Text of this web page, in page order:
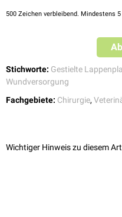
500 Zeichen verbleibend. Mindestens
Stichworte: Gestielte
Wundversorgung
Fachgebiete: Chirurgie,
Wichtiger Hinweis zu diesem